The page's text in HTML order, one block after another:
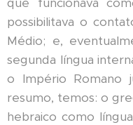
possibilitava o
Médio; e,
segunda língua
o Império Romano
resumo, temos: o
hebraico como